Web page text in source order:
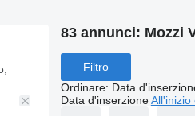
83 annunci: Mozzi
Filtro
Ordinare: Data
Data d'inserzione All'inizio